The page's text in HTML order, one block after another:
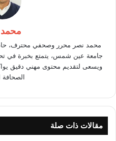
محمد نصر محرر وصحفي محترف،
جامعة عين شمس، يتمتع بخبرة في
ويسعى لتقديم محتوى مهني دقيق
الصحافة
مقالات ذات صلة